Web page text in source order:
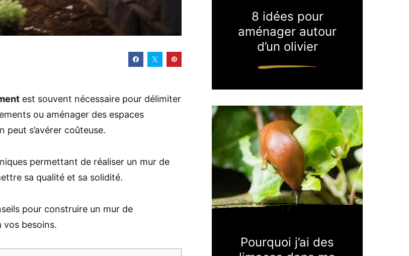
est souvent nécessaire pour délimiter
ou aménager des espaces
s’avérer coûteuse.
permettant de réaliser un mur de
sa qualité et sa solidité.
pour construire un mur de
vos besoins.
8 idées pour
aménager autour
d’un olivier
Pourquoi j’ai des